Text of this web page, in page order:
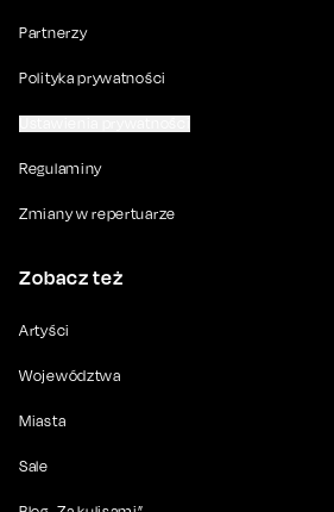
Partnerzy
Polityka prywatności
Regulaminy
Zmiany w repertuarze
Zobacz też
Artyści
Województwa
Miasta
Sale